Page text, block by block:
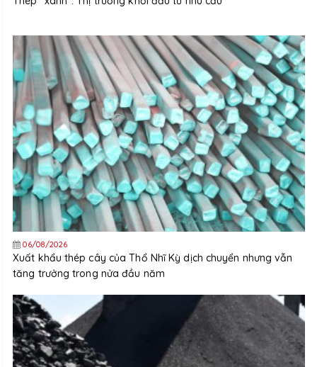
06/08/2026
Xuất khẩu thép cây của Thổ Nhĩ Kỳ dịch chuyển nhưng vẫn
tăng trưởng trong nửa đầu năm